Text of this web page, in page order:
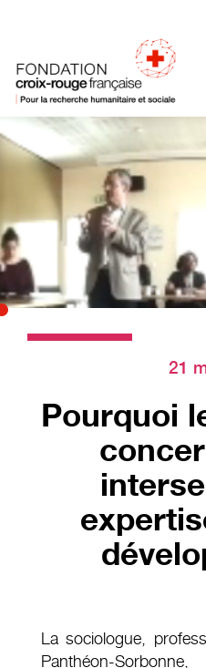
21
Pourquoi
La sociologue,
Panthéon-